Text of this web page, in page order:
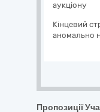
аукціону
Кінцевий
аномально
Пропозиції